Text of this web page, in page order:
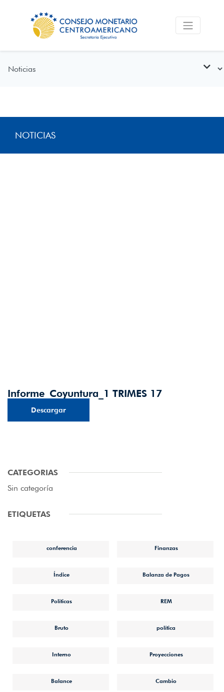
NOTICIAS
Informe_Coyuntura_1 TRIMES 17
Descargar
CATEGORIAS
Sin categoría
ETIQUETAS
conferencia Finanzas
Índice Balanza de Pagos
Políticas REM
Bruto política
Interno Proyecciones
Balance Cambio